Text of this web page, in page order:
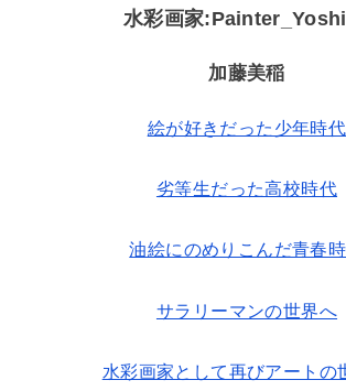
水彩画家
加藤美稲
絵が好きだった少年時代
劣等生だった高校時代
油絵にのめりこんだ青春
サラリーマンの世界へ
水彩画家として再びアートの